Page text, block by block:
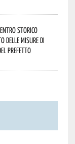
storico
delle misure di
Prefetto